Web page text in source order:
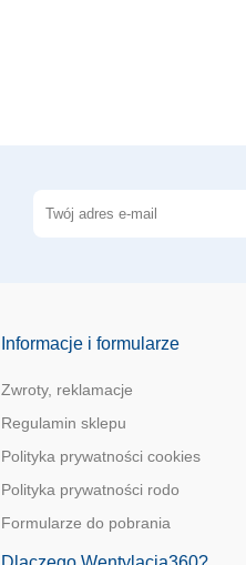
Informacje i formularze
Zwroty, reklamacje
Regulamin sklepu
Polityka prywatności cookies
Polityka prywatności rodo
Formularze do pobrania